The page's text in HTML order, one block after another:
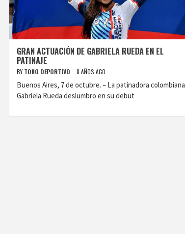
GRAN ACTUACIÓN DE GABRIELA RUEDA EN EL
PATINAJE
BY TONO DEPORTIVO 8 AÑOS AGO
Buenos Aires, 7 de octubre. – La patinadora colombiana
Gabriela Rueda deslumbro en su debut